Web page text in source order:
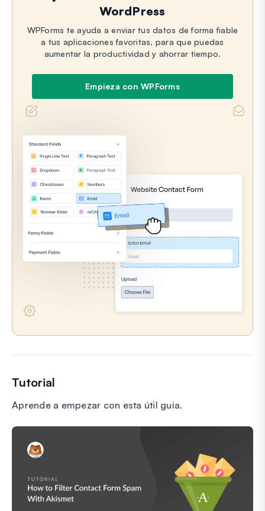
WordPress
WPForms te ayuda a enviar tus datos de forma fiable
a tus aplicaciones favoritas, para que puedas
aumentar la productividad y ahorrar tiempo.
Empieza con WPForms
Tutorial
Aprende a empezar con esta útil guía.